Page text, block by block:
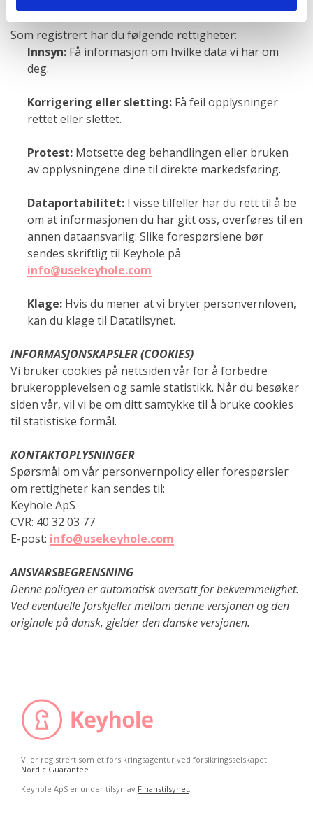
DINE RETTIGHETER
Som registrert har du følgende rettigheter:
Innsyn: Få informasjon om hvilke data vi har om
deg.
Korrigering eller sletting: Få feil opplysninger
rettet eller slettet.
Protest: Motsette deg behandlingen eller bruken
av opplysningene dine til direkte markedsføring.
Dataportabilitet: I visse tilfeller har du rett til å be
om at informasjonen du har gitt oss, overføres til en
annen dataansvarlig. Slike forespørslene bør
sendes skriftlig til Keyhole på
info@usekeyhole.com
Klage: Hvis du mener at vi bryter personvernloven,
kan du klage til Datatilsynet.
INFORMASJONSKAPSLER (COOKIES)
Vi bruker cookies på nettsiden vår for å forbedre
brukeropplevelsen og samle statistikk. Når du besøker
siden vår, vil vi be om ditt samtykke til å bruke cookies
til statistiske formål.
KONTAKTOPLYSNINGER
Spørsmål om vår personvernpolicy eller forespørsler
om rettigheter kan sendes til:
Keyhole ApS
CVR: 40 32 03 77
E-post: info@usekeyhole.com
ANSVARSBEGRENSNING
Denne policyen er automatisk oversatt for bekvemmelighet.
Ved eventuelle forskjeller mellom denne versjonen og den
originale på dansk, gjelder den danske versjonen.
Vi er registrert som et forsikringsagentur ved forsikringsselskapet
Nordic Guarantee
Keyhole ApS er under tilsyn av Finanstilsynet